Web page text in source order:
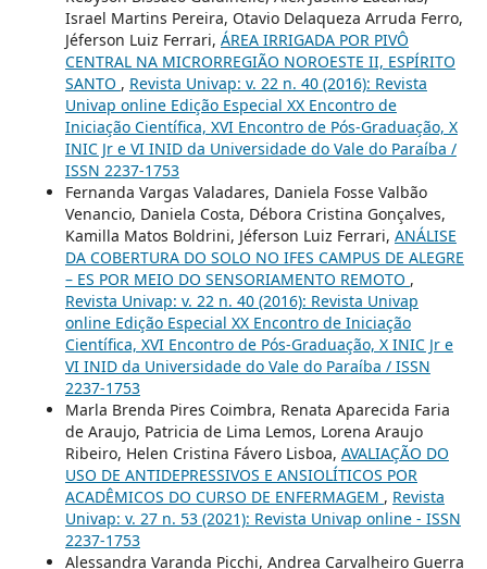
Israel Martins Pereira, Otavio Delaqueza Arruda Ferro,
Jéferson Luiz Ferrari, ÁREA IRRIGADA POR PIVÔ
CENTRAL NA MICRORREGIÃO NOROESTE II, ESPÍRITO
SANTO , Revista Univap: v. 22 n. 40 (2016): Revista
Univap online Edição Especial XX Encontro de
Iniciação Científica, XVI Encontro de Pós-Graduação, X
INIC Jr e VI INID da Universidade do Vale do Paraíba /
ISSN 2237-1753
Fernanda Vargas Valadares, Daniela Fosse Valbão
Venancio, Daniela Costa, Débora Cristina Gonçalves,
Kamilla Matos Boldrini, Jéferson Luiz Ferrari, ANÁLISE
DA COBERTURA DO SOLO NO IFES CAMPUS DE ALEGRE
– ES POR MEIO DO SENSORIAMENTO REMOTO ,
Revista Univap: v. 22 n. 40 (2016): Revista Univap
online Edição Especial XX Encontro de Iniciação
Científica, XVI Encontro de Pós-Graduação, X INIC Jr e
VI INID da Universidade do Vale do Paraíba / ISSN
2237-1753
Marla Brenda Pires Coimbra, Renata Aparecida Faria
de Araujo, Patricia de Lima Lemos, Lorena Araujo
Ribeiro, Helen Cristina Fávero Lisboa, AVALIAÇÃO DO
USO DE ANTIDEPRESSIVOS E ANSIOLÍTICOS POR
ACADÊMICOS DO CURSO DE ENFERMAGEM , Revista
Univap: v. 27 n. 53 (2021): Revista Univap online - ISSN
2237-1753
Alessandra Varanda Picchi, Andrea Carvalheiro Guerra